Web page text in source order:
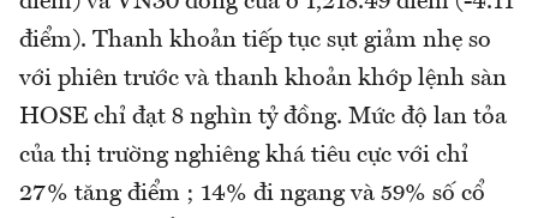
điểm). Thanh khoản tiếp tục sụt giảm nhẹ so
với phiên trước và thanh khoản khớp lệnh sàn
HOSE chỉ đạt 8 nghìn tỷ đồng. Mức độ lan tỏa
của thị trường nghiêng khá tiêu cực với chỉ
27% tăng điểm ; 14% đi ngang và 59% số cổ